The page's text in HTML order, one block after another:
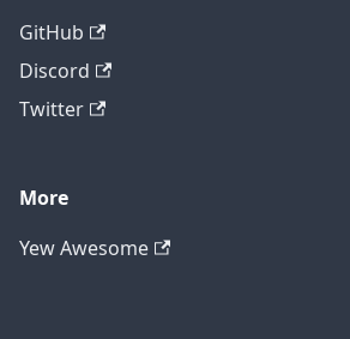
GitHub
Discord
Twitter
More
Yew Awesome